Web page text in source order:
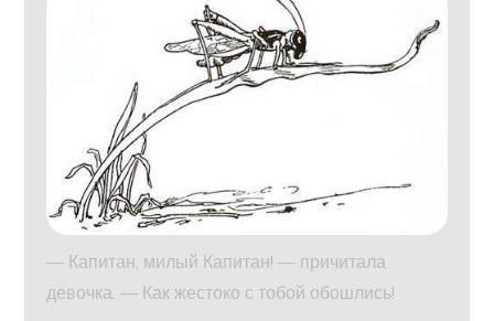
— Капитан, милый Капитан! — причитала
девочка. — Как жестоко с тобой обошлись!